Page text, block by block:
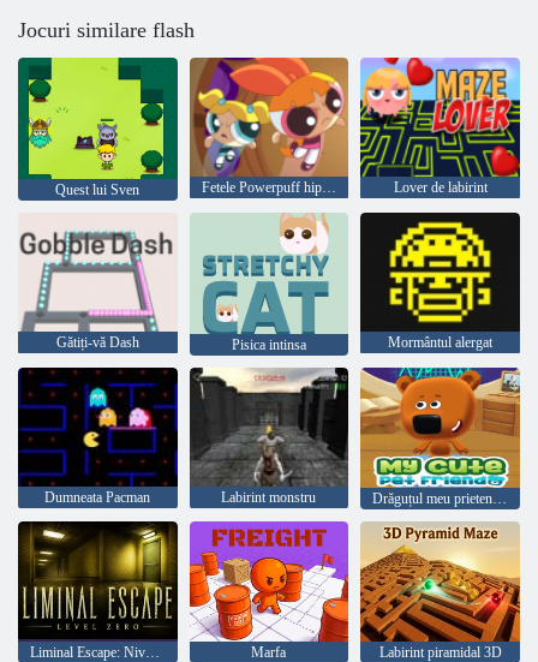
Jocuri similare flash
Quest lui Sven Fetele Powerpuff hipno-fericit Lover de labirint
Gătiți-vă Dash Pisica intinsa Mormântul alergat
Dumneata Pacman Labirint monstru Drăguțul meu prieten de companie
Liminal Escape: Nivelul Zero Marfa Labirint piramidal 3D